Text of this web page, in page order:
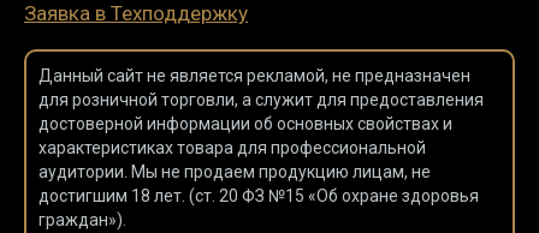
Заявка в Техподдержку
Данный сайт не является рекламой, не предназначен
для розничной торговли, а служит для предоставления
достоверной информации об основных свойствах и
характеристиках товара для профессиональной
аудитории. Мы не продаем продукцию лицам, не
достигшим 18 лет. (ст. 20 ФЗ №15 «Об охране здоровья
граждан»).